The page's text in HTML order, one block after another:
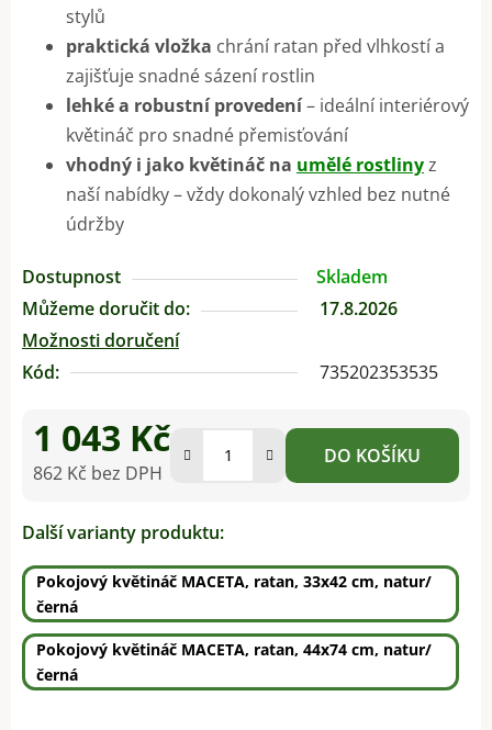
stylů
praktická vložka chrání ratan před vlhkostí a
zajišťuje snadné sázení rostlin
lehké a robustní provedení– ideální interiérový
květináč pro snadné přemisťování
vhodný i jako květináč na umělé rostlinyz
naší nabídky – vždy dokonalý vzhled bez nutné
údržby
Dostupnost
Skladem
Můžeme doručit do:
17.8.2026
Možnosti doručení
Kód:
735202353535
1 043 Kč
862 Kč bez DPH
DO KOŠÍKU
Další varianty produktu:
Pokojový květináč MACETA, ratan, 33x42 cm, natur/
černá
Pokojový květináč MACETA, ratan, 44x74 cm, natur/
černá